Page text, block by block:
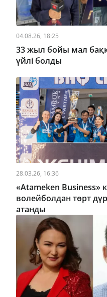
04.08.26, 18:25
33 жыл бойы мал
үйлі болды
28.03.26, 16:36
«Atameken Business»
волейболдан төрт
атанды